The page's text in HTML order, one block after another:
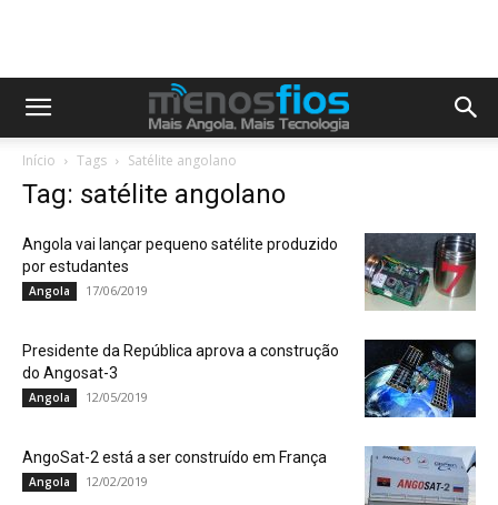
Início Tags Satélite angolano
Tag: satélite angolano
Angola vai lançar pequeno satélite produzido
por estudantes
Angola 17/06/2019
Presidente da República aprova a construção
do Angosat-3
Angola 12/05/2019
AngoSat-2 está a ser construído em França
Angola 12/02/2019